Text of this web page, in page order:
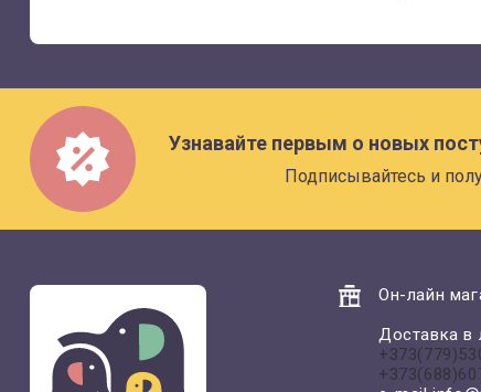
Узнавайте первым о новых
Подписывайтесь и
Он-лайн
Доставка в